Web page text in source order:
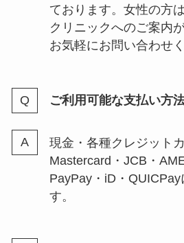
ております。女性の方
クリニックへのご案内
お気軽にお問い合わせく
ご利用可能な支払い方
現金・各種クレジット
Mastercard・JCB・
PayPay・iD・QUICPay
す。